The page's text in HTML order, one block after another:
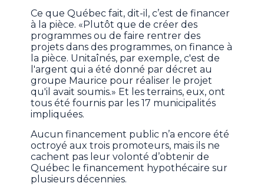
Ce que Québec fait, dit-il, c’est de financer
à la pièce. «Plutôt que de créer des
programmes ou de faire rentrer des
projets dans des programmes, on finance à
la pièce. Unitaînés, par exemple, c'est de
l'argent qui a été donné par décret au
groupe Maurice pour réaliser le projet
qu'il avait soumis.» Et les terrains, eux, ont
tous été fournis par les 17 municipalités
impliquées.
Aucun financement public n’a encore été
octroyé aux trois promoteurs, mais ils ne
cachent pas leur volonté d’obtenir de
Québec le financement hypothécaire sur
plusieurs décennies.